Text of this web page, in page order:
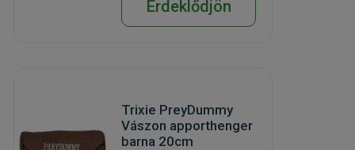
Érdeklődjön
Trixie PreyDummy
Vászon apporthenger
barna 20cm